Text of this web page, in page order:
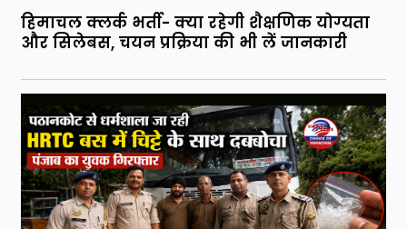
हिमाचल क्लर्क भर्ती- क्या रहेगी शैक्षणिक योग्यता
और सिलेबस, चयन प्रक्रिया की भी लें जानकारी